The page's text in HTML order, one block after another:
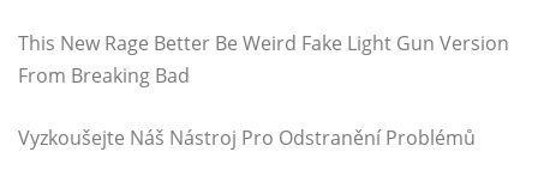
This New Rage Better Be Weird Fake Light Gun Version
From Breaking Bad
Vyzkoušejte Náš Nástroj Pro Odstranění Problémů